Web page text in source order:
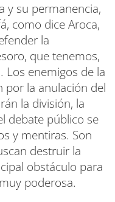
y su permanencia,
como dice Aroca,
la
que tenemos,
Los enemigos de la
por la anulación del
la división, la
debate público se
y mentiras. Son
destruir la
obstáculo para
poderosa.